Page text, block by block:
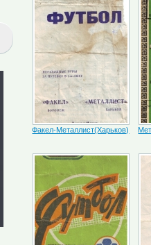
Факел-Металлист(Харьков)